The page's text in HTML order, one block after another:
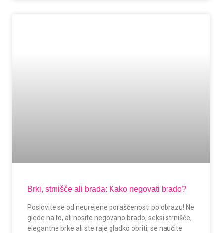
Brki, strnišče ali brada: Kako negovati brado?
Poslovite se od neurejene poraščenosti po obrazu! Ne
glede na to, ali nosite negovano brado, seksi strnišče,
elegantne brke ali ste raje gladko obriti, se naučite